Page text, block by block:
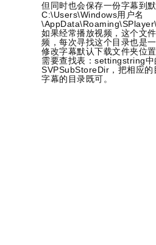
但同时也会保存一份字幕到
C:\Users\Windows用户名
如果经常播放视频，这个文
频，每次寻找这个目录也是
修改字幕默认下载文件夹位
需要查找表：settingstring中
SVPSubStoreDir，把相应的
字幕的目录既可。